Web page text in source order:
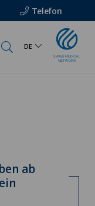
Telefon
DE
ab